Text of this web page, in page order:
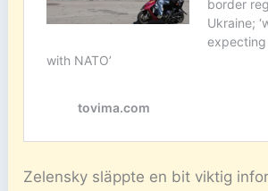
Zelensky släppte en bit viktig